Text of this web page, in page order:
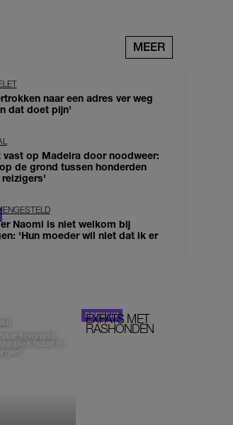
MEER
naar een adres ver weg
dat doet pijn’
vast op Madeira door noodweer:
de grond tussen honderden
Naomi is niet welkom bij
'Hun moeder wil niet dat ik er
favoriete
plek houd ik
EXPATS MET
RASHONDEN